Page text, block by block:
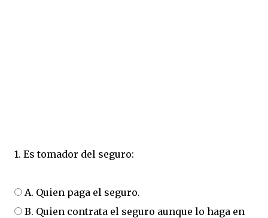
1. Es tomador del seguro:
A. Quien paga el seguro.
B. Quien contrata el seguro aunque lo haga en